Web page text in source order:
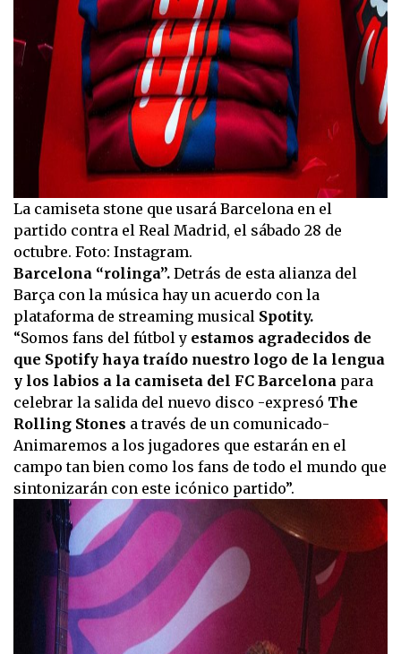
La camiseta stone que usará Barcelona en el
partido contra el Real Madrid, el sábado 28 de
octubre. Foto: Instagram.
Barcelona “rolinga”. Detrás de esta alianza del
Barça con la música hay un acuerdo con la
plataforma de streaming musical Spotity.
“Somos fans del fútbol y estamos agradecidos de
que Spotify haya traído nuestro logo de la lengua
y los labios a la camiseta del FC Barcelona para
celebrar la salida del nuevo disco -expresó The
Rolling Stones a través de un comunicado-
Animaremos a los jugadores que estarán en el
campo tan bien como los fans de todo el mundo que
sintonizarán con este icónico partido”.